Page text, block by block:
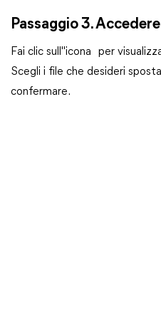
Passaggio 3.
Fai clic sull"icona
per
Scegli i file che desideri
confermare.